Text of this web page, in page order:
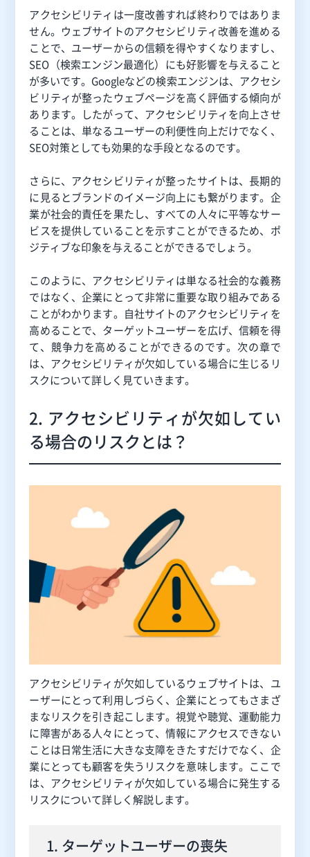
アクセシビリティは一度改善すれば終わりではありま
せん。ウェブサイトのアクセシビリティ改善を進める
ことで、ユーザーからの信頼を得やすくなりますし、
SEO（検索エンジン最適化）にも好影響を与えること
が多いです。Googleなどの検索エンジンは、アクセシ
ビリティが整ったウェブページを高く評価する傾向が
あります。したがって、アクセシビリティを向上させ
ることは、単なるユーザーの利便性向上だけでなく、
SEO対策としても効果的な手段となるのです。
さらに、アクセシビリティが整ったサイトは、長期的
に見るとブランドのイメージ向上にも繋がります。企
業が社会的責任を果たし、すべての人々に平等なサー
ビスを提供していることを示すことができるため、ポ
ジティブな印象を与えることができるでしょう。
このように、アクセシビリティは単なる社会的な義務
ではなく、企業にとって非常に重要な取り組みである
ことがわかります。自社サイトのアクセシビリティを
高めることで、ターゲットユーザーを広げ、信頼を得
て、競争力を高めることができるのです。次の章で
は、アクセシビリティが欠如している場合に生じるリ
スクについて詳しく見ていきます。
2. アクセシビリティが欠如してい
る場合のリスクとは？
アクセシビリティが欠如しているウェブサイトは、ユ
ーザーにとって利用しづらく、企業にとってもさまざ
まなリスクを引き起こします。視覚や聴覚、運動能力
に障害がある人々にとって、情報にアクセスできない
ことは日常生活に大きな支障をきたすだけでなく、企
業にとっても顧客を失うリスクを意味します。ここで
は、アクセシビリティが欠如している場合に発生する
リスクについて詳しく解説します。
1. ターゲットユーザーの喪失